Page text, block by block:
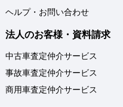
ヘルプ・お問い合わせ
法人のお客様・資料請求
中古車査定仲介サービス
事故車査定仲介サービス
商用車査定仲介サービス